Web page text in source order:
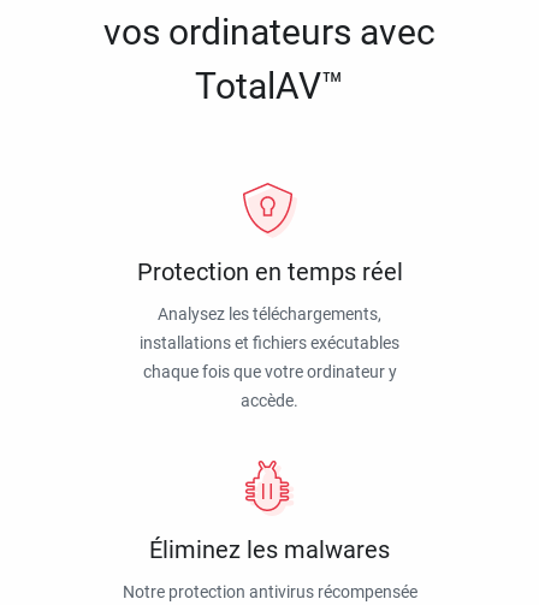
vos ordinateurs avec
TotalAV™
Protection en temps réel
Analysez les téléchargements,
installations et fichiers exécutables
chaque fois que votre ordinateur y
accède.
Éliminez les malwares
Notre protection antivirus récompensée